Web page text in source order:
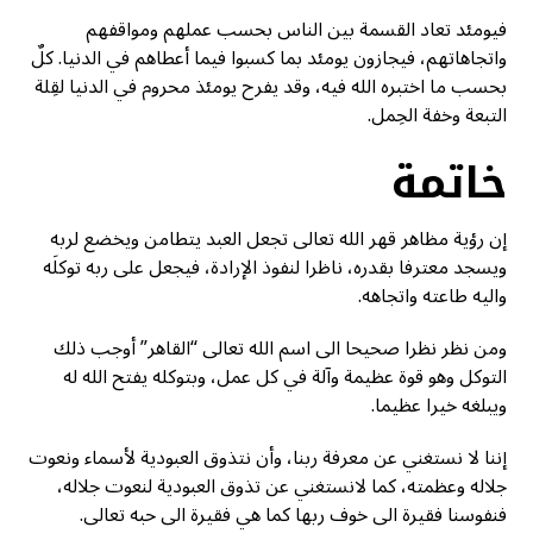
فيومئد تعاد القسمة بين الناس بحسب عملهم ومواقفهم
واتجاهاتهم، فيجازون يومئد بما كسبوا فيما أعطاهم في الدنيا. كلٌ
بحسب ما اختبره الله فيه، وقد يفرح يومئذ محروم في الدنيا لقِلة
التبعة وخفة الحِمل.
خاتمة
إن رؤية مظاهر قهر الله تعالى تجعل العبد يتطامن ويخضع لربه
ويسجد معترفا بقدره، ناظرا لنفوذ الإرادة، فيجعل على ربه توكلَه
واليه طاعته واتجاهه.
ومن نظر نظرا صحيحا الى اسم الله تعالى “القاهر” أوجب ذلك
التوكل وهو قوة عظيمة وآلة في كل عمل، وبتوكله يفتح الله له
ويبلغه خيرا عظيما.
إننا لا نستغني عن معرفة ربنا، وأن نتذوق العبودية لأسماء ونعوت
جلاله وعظمته، كما لانستغني عن تذوق العبودية لنعوت جلاله،
فنفوسنا فقيرة الى خوف ربها كما هي فقيرة الى حبه تعالى.